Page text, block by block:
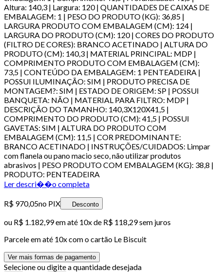
Altura: 140,3 | Largura: 120 | QUANTIDADES DE CAIXAS DE
EMBALAGEM: 1 | PESO DO PRODUTO (KG): 36,85 |
LARGURA PRODUTO COM EMBALAGEM (CM): 124 |
LARGURA DO PRODUTO (CM): 120 | CORES DO PRODUTO
(FILTRO DE CORES): BRANCO ACETINADO | ALTURA DO
PRODUTO (CM): 140,3 | MATERIAL PRINCIPAL: MDP |
COMPRIMENTO PRODUTO COM EMBALAGEM (CM):
73,5 | CONTEÚDO DA EMBALAGEM: 1 PENTEADEIRA |
POSSUI ILUMINAÇÃO: SIM | PRODUTO PRECISA DE
MONTAGEM?: SIM | ESTADO DE ORIGEM: SP | POSSUI
BANQUETA: NÃO | MATERIAL PARA FILTRO: MDP |
DESCRIÇÃO DO TAMANHO: 140,3X120X41,5 |
COMPRIMENTO DO PRODUTO (CM): 41,5 | POSSUI
GAVETAS: SIM | ALTURA DO PRODUTO COM
EMBALAGEM (CM): 11,5 | COR PREDOMINANTE:
BRANCO ACETINADO | INSTRUÇÕES/CUIDADOS: Limpar
com flanela ou pano macio seco, não utilizar produtos
abrasivos | PESO PRODUTO COM EMBALAGEM (KG): 38,8 |
PRODUTO: PENTEADEIRA
Ler descri��o completa
R$ 970,05no PIX Desconto
ou R$ 1.182,99em até 10x de R$ 118,29 sem juros
Parcele em até 10x com o cartão Le Biscuit
Ver mais formas de pagamento
Selecione ou digite a quantidade desejada